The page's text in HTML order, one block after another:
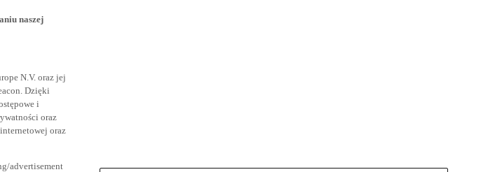
naszej
N.V. oraz jej
Dzięki
i
oraz
oraz
advertisement